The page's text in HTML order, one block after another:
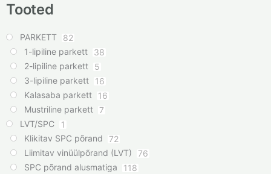
Tooted
PARKETT
82
1-lipiline parkett
38
2-lipiline parkett
5
3-lipiline parkett
16
Kalasaba parkett
16
Mustriline parkett 7
LVT/SPC
1
Klikitav SPC põrand
72
Liimitav vinüülpõrand (LVT)
76
SPC põrand alusmatiga
118